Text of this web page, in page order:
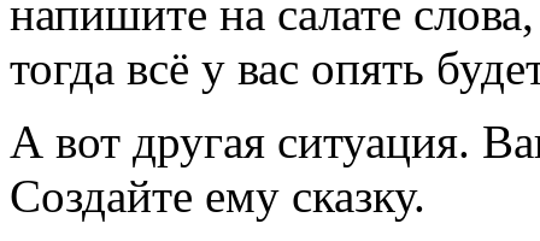
напишите на салате
тогда всё у вас опять
А вот другая ситуация.
Создайте ему сказку.